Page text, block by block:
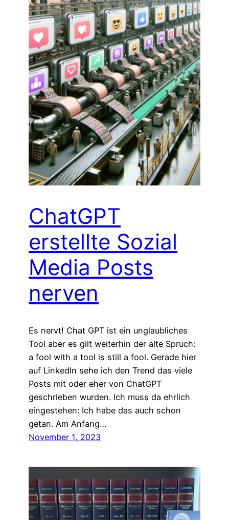
ChatGPT
erstellte Sozial
Media Posts
nerven
Es nervt! Chat GPT ist ein unglaubliches
Tool aber es gilt weiterhin der alte Spruch:
a fool with a tool is still a fool. Gerade hier
auf LinkedIn sehe ich den Trend das viele
Posts mit oder eher von ChatGPT
geschrieben wurden. Ich muss da ehrlich
eingestehen: Ich habe das auch schon
getan. Am Anfang…
November 1, 2023